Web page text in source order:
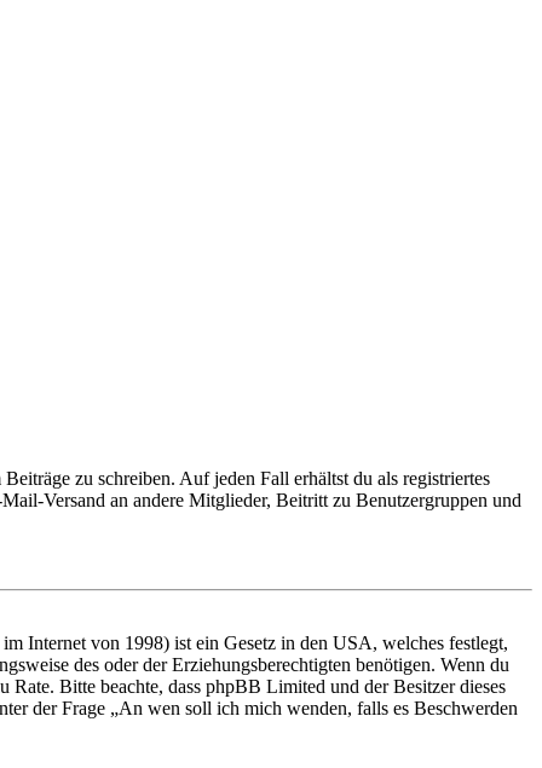
zu schreiben. Auf jeden Fall erhältst du als registriertes
Versand an andere Mitglieder, Beitritt zu Benutzergruppen und
Internet von 1998) ist ein Gesetz in den USA, welches festlegt,
des oder der Erziehungsberechtigten benötigen. Wenn du
Bitte beachte, dass phpBB Limited und der Besitzer dieses
der Frage „An wen soll ich mich wenden, falls es Beschwerden